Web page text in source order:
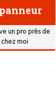
un pro près de
chez moi